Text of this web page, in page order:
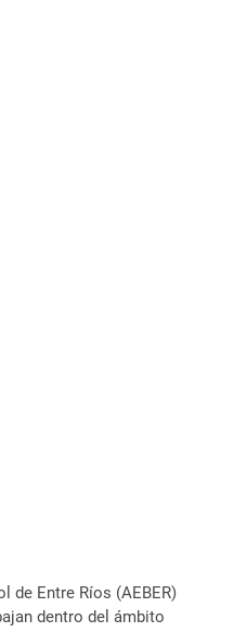
de Entre Ríos (AEBER)
dentro del ámbito